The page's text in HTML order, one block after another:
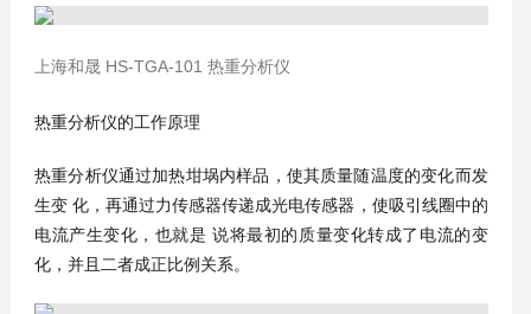
上海和晟 HS-TGA-101 热重分析仪
热重分析仪的工作原理
热重分析仪通过加热坩埚内样品，使其质量随温度的变化而发
生变 化，再通过力传感器传递成光电传感器，使吸引线圈中的
电流产生变化，也就是 说将最初的质量变化转成了电流的变
化，并且二者成正比例关系。